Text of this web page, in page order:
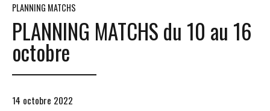
PLANNING MATCHS
PLANNING MATCHS du 10 au 16
octobre
14 octobre 2022